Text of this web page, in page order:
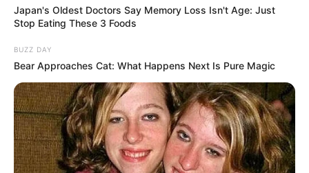
Japan's Oldest Doctors Say Memory Loss Isn't Age: Just
Stop Eating These 3 Foods
BUZZ DAY
Bear Approaches Cat: What Happens Next Is Pure Magic